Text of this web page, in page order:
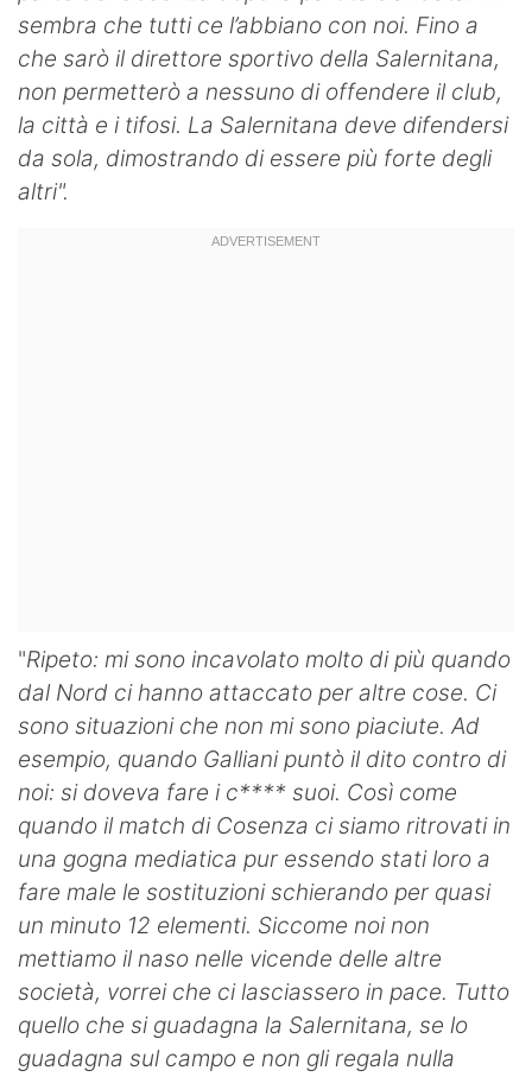
sembra che tutti ce l’abbiano con noi. Fino a
che sarò il direttore sportivo della Salernitana,
non permetterò a nessuno di offendere il club,
la città e i tifosi. La Salernitana deve difendersi
da sola, dimostrando di essere più forte degli
altri".
"Ripeto: mi sono incavolato molto di più quando
dal Nord ci hanno attaccato per altre cose. Ci
sono situazioni che non mi sono piaciute. Ad
esempio, quando Galliani puntò il dito contro di
noi: si doveva fare i c**** suoi. Così come
quando il match di Cosenza ci siamo ritrovati in
una gogna mediatica pur essendo stati loro a
fare male le sostituzioni schierando per quasi
un minuto 12 elementi. Siccome noi non
mettiamo il naso nelle vicende delle altre
società, vorrei che ci lasciassero in pace. Tutto
quello che si guadagna la Salernitana, se lo
guadagna sul campo e non gli regala nulla